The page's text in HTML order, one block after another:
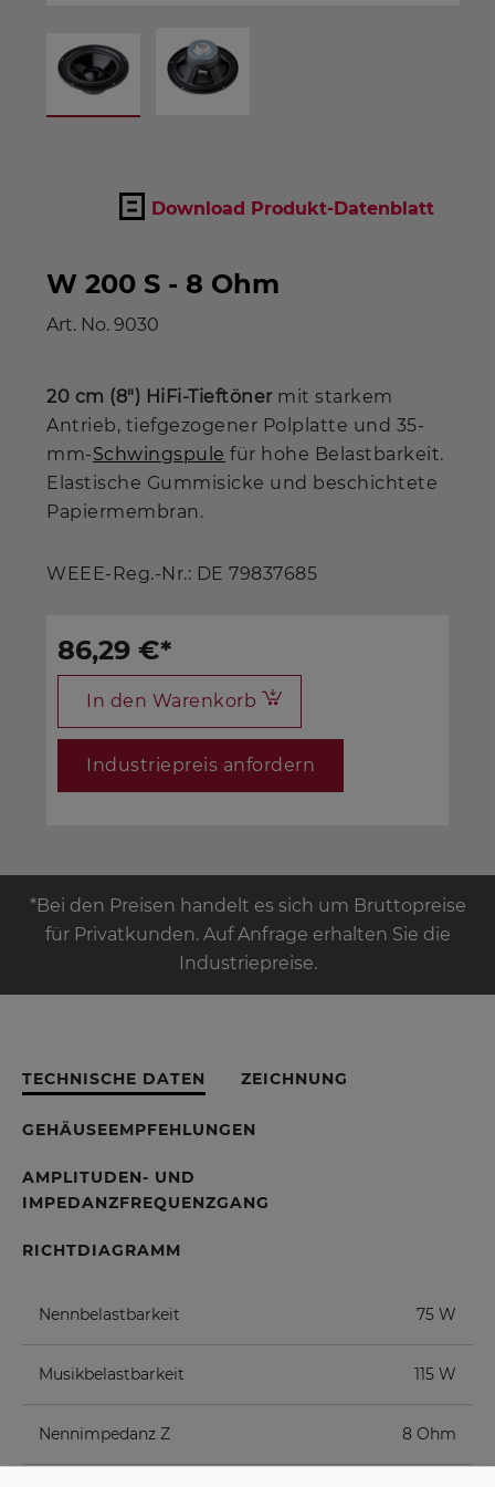
Download Produkt-Datenblatt
W 200 S - 8 Ohm
Art. No. 9030
20 cm (8") HiFi-Tieftönermit starkem
Antrieb, tiefgezogener Polplatte und 35-
mm-Schwingspule für hohe Belastbarkeit.
Elastische Gummisicke und beschichtete
Papiermembran.
WEEE-Reg.-Nr.: DE 79837685
86,29 €*
In den Warenkorb
Industriepreis anfordern
*Bei den Preisen handelt es sich um Bruttopreise
für Privatkunden. Auf Anfrage erhalten Sie die
Industriepreise.
TECHNISCHE DATEN ZEICHNUNG
GEHÄUSEEMPFEHLUNGEN
AMPLITUDEN- UND
IMPEDANZFREQUENZGANG
RICHTDIAGRAMM
Nennbelastbarkeit 75 W
Musikbelastbarkeit 115 W
Nennimpedanz Z 8 Ohm